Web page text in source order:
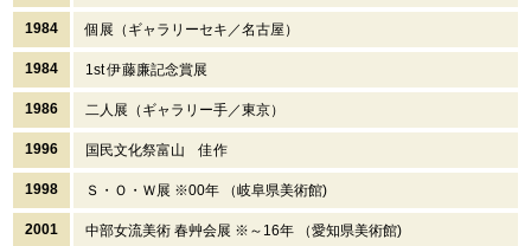
1984 個展（ギャラリーセキ／名古屋）
1984 1st 伊藤廉記念賞展
1986 二人展（ギャラリー手／東京）
1996 国民文化祭富山 佳作
1998 Ｓ・Ｏ・Ｗ展 ※00年 （岐阜県美術館)
2001 中部女流美術 春艸会展 ※～16年 （愛知県美術館)